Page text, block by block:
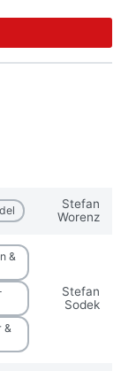
Stefan
Worenz
&
&
Stefan
Sodek